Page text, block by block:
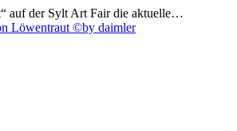
auf der Sylt Art Fair die aktuelle…